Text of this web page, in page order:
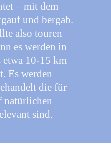
– mit dem
und bergab.
also touren
es werden in
etwa 10-15 km
Es werden
die für
natürlichen
sind.